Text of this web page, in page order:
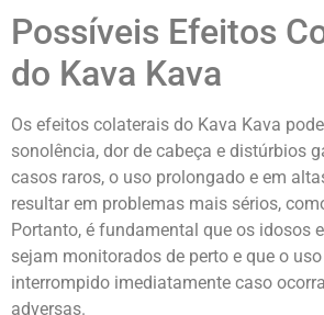
Possíveis Efeitos
do Kava Kava
Os efeitos colaterais do Kava Kava
sonolência, dor de cabeça e distúrbios
casos raros, o uso prolongado e em
resultar em problemas mais sérios,
Portanto, é fundamental que os idosos
sejam monitorados de perto e que o
interrompido imediatamente caso
adversas.